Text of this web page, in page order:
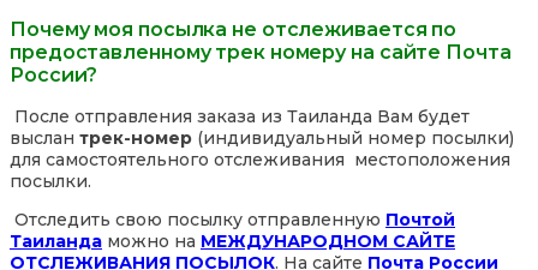
Почему моя посылка не отслеживается по
предоставленному трек номеру на сайте Почта
России?
После отправления заказа из Таиланда Вам будет
выслан трек-номер (индивидуальный номер посылки)
для самостоятельного отслеживания местоположения
посылки.
Отследить свою посылку отправленную Почтой
Таиланда можно на МЕЖДУНАРОДНОМ САЙТЕ
ОТСЛЕЖИВАНИЯ ПОСЫЛОК. На сайте Почта России